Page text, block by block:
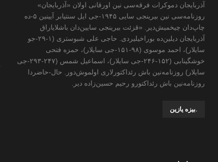
آذربایجان دموکرات فرقه‌سی نین اورقانی اولان «آذربایجان»
روزنامه‌سی نین بیرینجی سایی ۱۹۴۵-جی ایل سنتیابر آیینین ۵-ده
چاپ‌دان چیخمیش‌دیر. «قزئت بیرینجی سایین‌دان باشلایاراق
آذربایجان دیلین‌ده بوراخیلیردی. حاجی علی شبوستری (۱-۲۹-جو
سایلار)، احمد موسوی (۹۸-۱۵۱-جی سایلار)، حمزه فتحی
خوشگینابی (۱۵۲-۲۴۶-جی سایلار)، اسماعیل شمس (۲۴۷-۲۹۳-جی
سایلار) روزنامه‌نین باش رئداکتورلاری اولموش‌دور. حال-حاضردا
روزنامه‌نین باش رئداکتورو رحیم حسین‌زاده ‌دیر.
.بیزه یازین